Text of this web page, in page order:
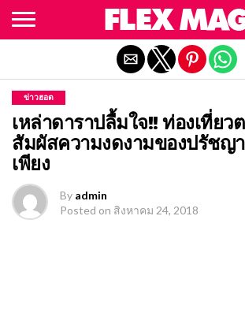
ข่าวฮอต
เหล่าดาราปลื้มใจ!! ท่องเที่ยว
สัมผัสความงดงามของปรัชญ
เพียง
By admin
Posted on สิงหาคม 24, 2018
Exit mobile version